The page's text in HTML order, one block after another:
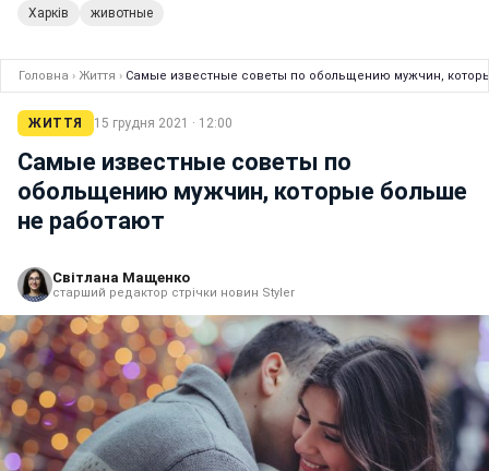
Харків животные
Головна › Життя › Самые известные советы по обольщению мужчин,
ЖИТТЯ 15 грудня 2021 · 12:00
Самые известные советы по
обольщению мужчин, которые больше
не работают
Світлана Мащенко
старший редактор стрічки новин Styler